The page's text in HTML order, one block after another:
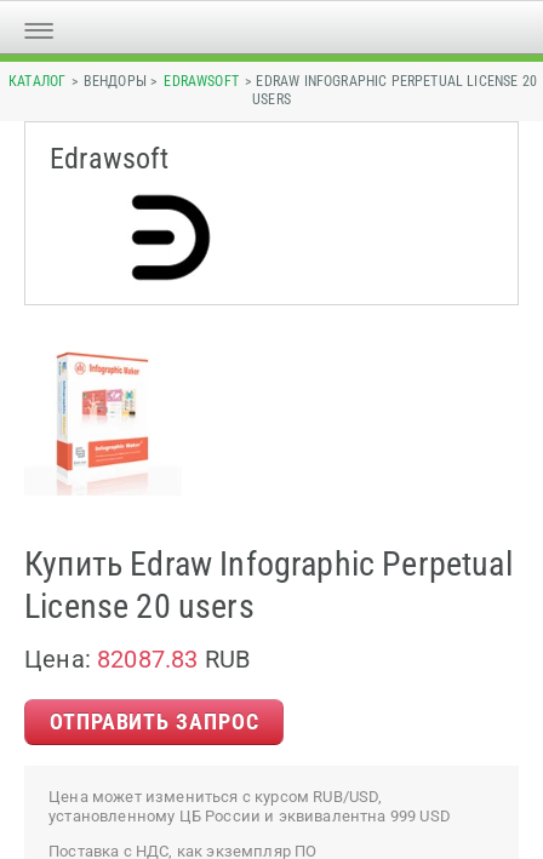
КАТАЛОГ > ВЕНДОРЫ > EDRAWSOFT > EDRAW INFOGRAPHIC PERPETUAL LICENSE 20
USERS
Edrawsoft
Купить Edraw Infographic Perpetual
License 20 users
Цена: 82087.83 RUB
ОТПРАВИТЬ ЗАПРОС
Цена может измениться с курсом RUB/USD,
установленному ЦБ России и эквивалентна 999 USD
Поставка с НДС, как экземпляр ПО